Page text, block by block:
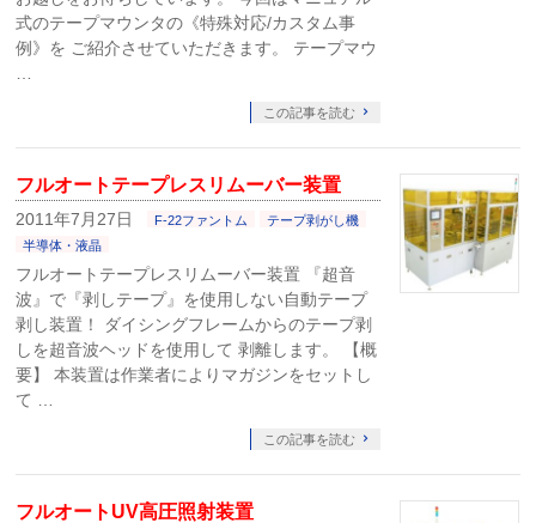
式のテープマウンタの《特殊対応/カスタム事
例》を ご紹介させていただきます。 テープマウ
この記事を読む
フルオートテープレスリムーバー装置
2011年7月27日 F-22ファントム
テープ剥がし機
半導体・液晶
フルオートテープレスリムーバー装置 『超音
波』で『剥しテープ』を使用しない自動テープ
剥し装置！ ダイシングフレームからのテープ剥
しを超音波ヘッドを使用して 剥離します。 【概
要】 本装置は作業者によりマガジンをセットし
て …
この記事を読む
フルオートUV高圧照射装置